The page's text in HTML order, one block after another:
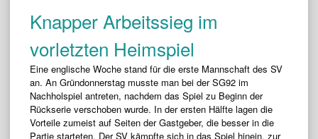
Knapper Arbeitssieg im
vorletzten Heimspiel
Eine englische Woche stand für die erste Mannschaft des SV
an. An Gründonnerstag musste man bei der SG92 im
Nachholspiel antreten, nachdem das Spiel zu Beginn der
Rückserie verschoben wurde. In der ersten Hälfte lagen die
Vorteile zumeist auf Seiten der Gastgeber, die besser in die
Partie starteten. Der SV kämpfte sich in das Spiel hinein, zur